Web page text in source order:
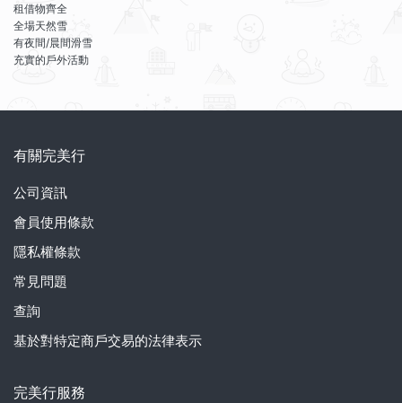
租借物齊全
全場天然雪
有夜間/晨間滑雪
充實的戶外活動
有關完美行
公司資訊
會員使用條款
隱私權條款
常見問題
查詢
基於對特定商戶交易的法律表示
完美行服務